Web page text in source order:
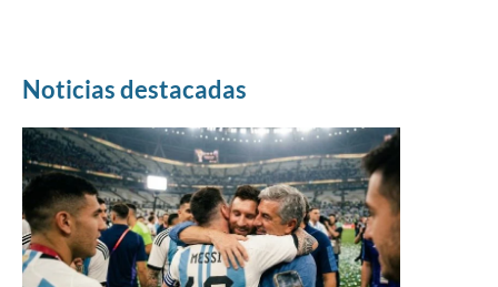
Noticias destacadas